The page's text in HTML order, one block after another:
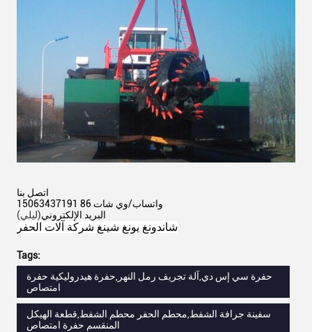
اتصل بنا
واتساب/وي شات 86 15063437191
البريد الإلكتروني(ليلي)
شاندونغ يونغ شينغ شركة آلات الحفر
Tags:
حفرة سي إس دي,آلة تجريف رمل النهر,حفرة هيدروليكية حفرة
امتصاص
سفينة جرافة الشفط,محطم الحفر محطم الشفط,قطعة الهيكل
المنقسم حفرة امتصاص